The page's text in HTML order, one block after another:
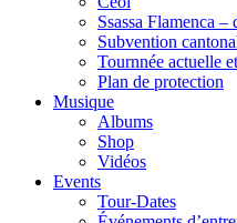
Ssassa Flamenca
Subvention
Tournnée actuelle
Plan de protection
Musique
Albums
Shop
Vidéos
Events
Tour-Dates